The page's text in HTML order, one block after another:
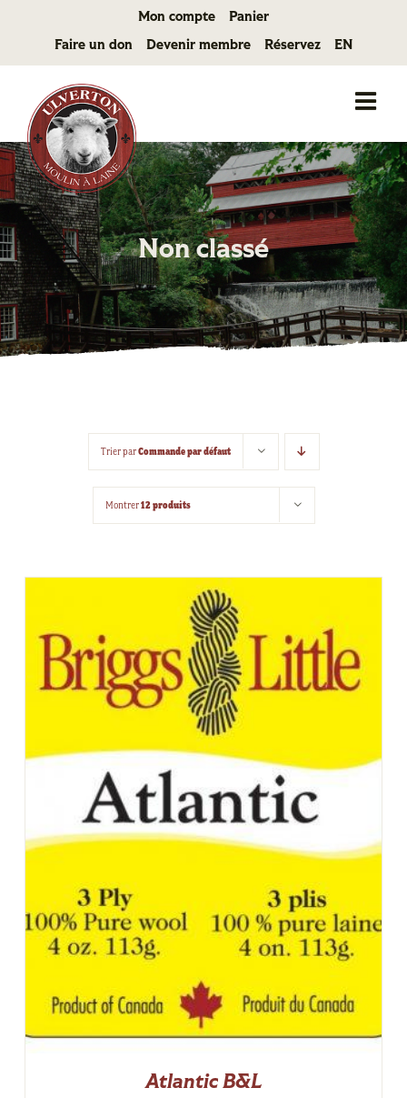
Mon compte Panier
Faire un don Devenir membre Réservez EN
Non classé
Trier parCommande par défaut
Montrer12 produits
Atlantic B&L